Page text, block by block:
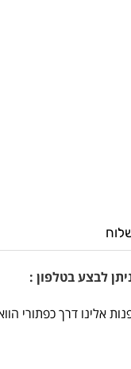
לבצע בטלפון :
אלינו דרך כפתורי